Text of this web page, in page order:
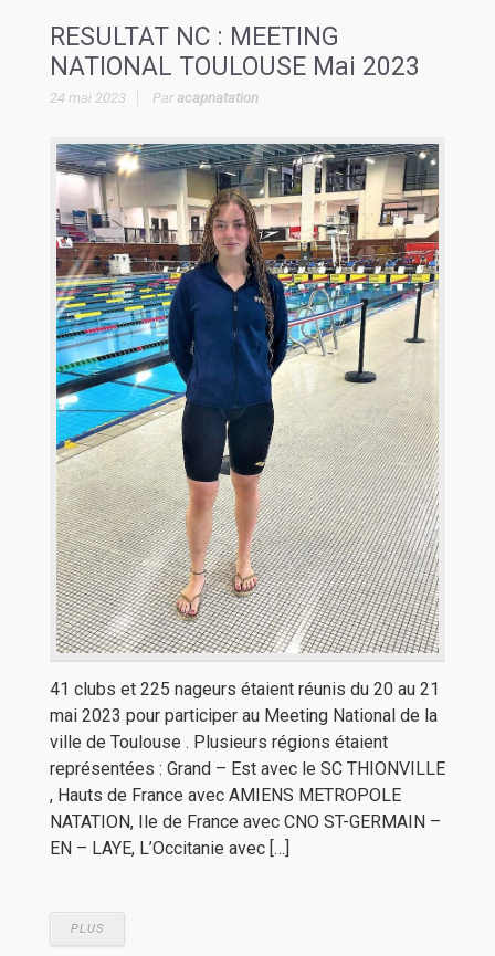
RESULTAT NC : MEETING
NATIONAL TOULOUSE Mai 2023
24 mai 2023 Paracapnatation
41 clubs et 225 nageurs étaient réunis du 20 au 21
mai 2023 pour participer au Meeting National de la
ville de Toulouse . Plusieurs régions étaient
représentées : Grand – Est avec le SC THIONVILLE
, Hauts de France avec AMIENS METROPOLE
NATATION, Ile de France avec CNO ST-GERMAIN –
EN – LAYE, L’Occitanie avec […]
PLUS